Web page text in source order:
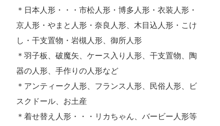
＊日本人形・・・市松人形・博多人形・衣装人形・
京人形・やまと人形・奈良人形、木目込人形・こけ
し・干支置物・岩槻人形、御所人形
＊羽子板、破魔矢、ケース入り人形、干支置物、陶
器の人形、手作りの人形など
＊アンティーク人形、フランス人形、民俗人形、ビ
スクドール、お土産
＊着せ替え人形・・・リカちゃん、バービー人形等